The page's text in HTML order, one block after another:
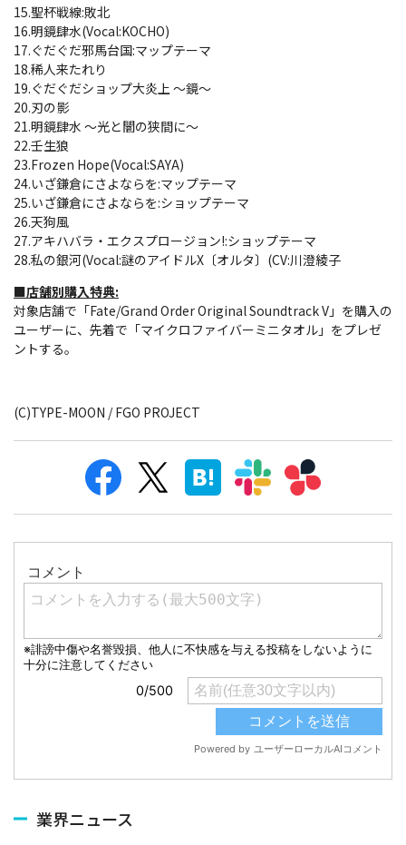
15.聖杯戦線:敗北
16.明鏡肆水(Vocal:KOCHO)
17.ぐだぐだ邪馬台国:マップテーマ
18.稀人来たれり
19.ぐだぐだショップ大炎上 ～鏡～
20.刃の影
21.明鏡肆水 ～光と闇の狭間に～
22.壬生狼
23.Frozen Hope(Vocal:SAYA)
24.いざ鎌倉にさよならを:マップテーマ
25.いざ鎌倉にさよならを:ショップテーマ
26.天狗風
27.アキハバラ・エクスプロージョン!:ショップテーマ
28.私の銀河(Vocal:謎のアイドルX〔オルタ〕(CV:川澄綾子
■店舗別購入特典:
対象店舗で「Fate/Grand Order Original Soundtrack V」を購入の
ユーザーに、先着で「マイクロファイバーミニタオル」をプレゼ
ントする。
(C)TYPE-MOON / FGO PROJECT
業界ニュース